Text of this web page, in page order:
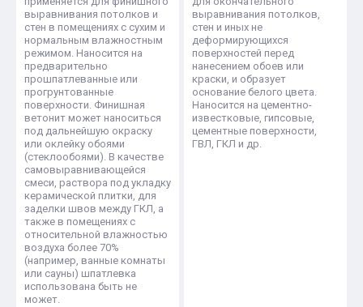
выравнивания потолков и
стен в помещениях с сухим и
нормальным влажностным
режимом. Наносится на
предварительно
прошпатлеванные или
прогрунтованные
поверхности. Финишная
ветонит может наноситься
под дальнейшую окраску
или оклейку обоями
(стеклообоями). В качестве
самовыравнивающейся
смеси, раствора под укладку
керамической плитки, для
заделки швов между ГКЛ, а
также в помещениях с
относительной влажностью
воздуха более 70%
(например, ванные комнаты
или сауны) шпатлевка
использована быть не
может.
выравнивания потолков,
стен и иных не
деформирующихся
поверхностей перед
нанесением обоев или
краски, и образует
основание белого цвета.
Наносится на цементно-
известковые, гипсовые,
цементные поверхности,
ГВЛ, ГКЛ и др.